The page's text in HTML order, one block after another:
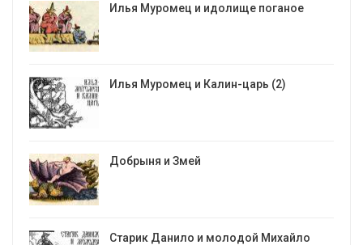
Илья Муромец и идолище поганое
Илья Муромец и Калин-царь (2)
Добрыня и Змей
Старик Данило и молодой Михайло